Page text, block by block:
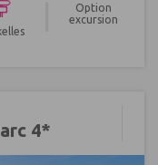
Option
excursion
4*